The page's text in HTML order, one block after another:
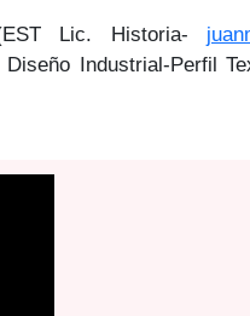
Lic. Historia-
Industrial-Perfil